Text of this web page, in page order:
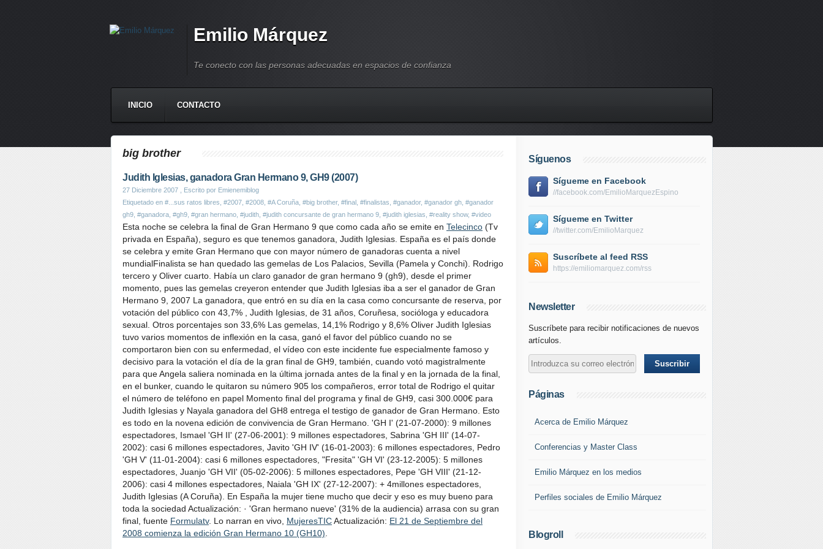
Emilio Márquez
Te conecto con las personas adecuadas en espacios de confianza
INICIO CONTACTO
big brother
Judith Iglesias, ganadora Gran Hermano 9, GH9 (2007)
27 Diciembre 2007 , Escrito por Emienemiblog
Etiquetado en #...sus ratos libres #2007 #2008 #A Coruña #big brother, #final #finalistas #ganador, #ganador gh #ganador
gh9 #ganadora #gh9 #gran hermano #judith #judith concursante de gran hermano 9 #judith iglesias #reality show, #video
Esta noche se celebra la final de Gran Hermano 9 que como cada año se emite en Telecinco (Tv
privada en España), seguro es que tenemos ganadora, Judith Iglesias. España es el país donde
se celebra y emite Gran Hermano que con mayor número de ganadoras cuenta a nivel
mundialFinalista se han quedado las gemelas de Los Palacios, Sevilla (Pamela y Conchi). Rodrigo
tercero y Oliver cuarto. Había un claro ganador de gran hermano 9 (gh9), desde el primer
momento, pues las gemelas creyeron entender que Judith Iglesias iba a ser el ganador de Gran
Hermano 9, 2007 La ganadora, que entró en su día en la casa como concursante de reserva, por
votación del público con 43,7% , Judith Iglesias, de 31 años, Coruñesa, socióloga y educadora
sexual. Otros porcentajes son 33,6% Las gemelas, 14,1% Rodrigo y 8,6% Oliver Judith Iglesias
tuvo varios momentos de inflexión en la casa, ganó el favor del público cuando no se
comportaron bien con su enfermedad, el vídeo con este incidente fue especialmente famoso y
decisivo para la votación el día de la gran final de GH9, también, cuando votó magistralmente
para que Angela saliera nominada en la última jornada antes de la final y en la jornada de la final,
en el bunker, cuando le quitaron su número 905 los compañeros, error total de Rodrigo el quitar
el número de teléfono en papel Momento final del programa y final de GH9, casi 300.000€ para
Judith Iglesias y Nayala ganadora del GH8 entrega el testigo de ganador de Gran Hermano. Esto
es todo en la novena edición de convivencia de Gran Hermano. 'GH I' (21-07-2000): 9 millones
espectadores, Ismael 'GH II' (27-06-2001): 9 millones espectadores, Sabrina 'GH III' (14-07-
2002): casi 6 millones espectadores, Javito 'GH IV' (16-01-2003): 6 millones espectadores, Pedro
'GH V' (11-01-2004): casi 6 millones espectadores, "Fresita" 'GH VI' (23-12-2005): 5 millones
espectadores, Juanjo 'GH VII' (05-02-2006): 5 millones espectadores, Pepe 'GH VIII' (21-12-
2006): casi 4 millones espectadores, Naiala 'GH IX' (27-12-2007): + 4millones espectadores,
Judith Iglesias (A Coruña). En España la mujer tiene mucho que decir y eso es muy bueno para
toda la sociedad Actualización: · 'Gran hermano nueve' (31% de la audiencia) arrasa con su gran
final, fuente Formulatv. Lo narran en vivo, MujeresTICActualización: El 21 de Septiembre del
2008 comienza la edición Gran Hermano 10 (GH10)
Síguenos
Sígueme en Facebook
//facebook.com/EmilioMarquezEspino
Sígueme en Twitter
//twitter.com/EmilioMarquez
Suscríbete al feed RSS
https://emiliomarquez.com/rss
Newsletter
Suscríbete para recibir notificaciones de nuevos
artículos.
Páginas
Acerca de Emilio Márquez
Conferencias y Master Class
Emilio Márquez en los medios
Perfiles sociales de Emilio Márquez
Blogroll